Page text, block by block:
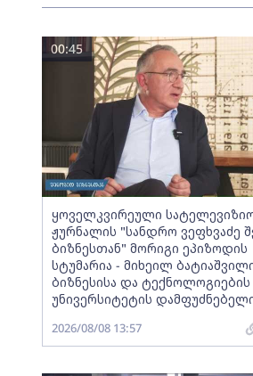
ყოველკვირეული
ჟურნალის "სანდრო ვეფხვაძე
ბიზნესთან" მორიგი ეპიზოდის
სტუმარია - მიხეილ
ბიზნესისა და ტექნოლოგიების
უნივერსიტეტის
00:45
2026/08/08 13:57